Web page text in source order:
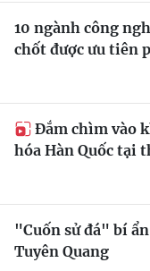
10 ngành công
chốt được ưu tiên
Đắm chìm vào
hóa Hàn Quốc tại
"Cuốn sử đá" bí
Tuyên Quang